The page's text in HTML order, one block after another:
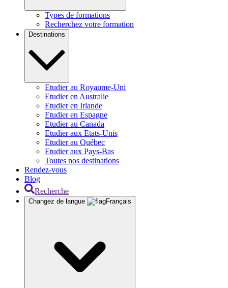
Types de formations
Recherchez votre formation
Destinations
Etudier au Royaume-Uni
Etudier en Australie
Etudier en Irlande
Etudier en Espagne
Etudier au Canada
Etudier aux Etats-Unis
Etudier au Québec
Etudier aux Pays-Bas
Toutes nos destinations
Rendez-vous
Blog
Recherche
Changez de langue Français